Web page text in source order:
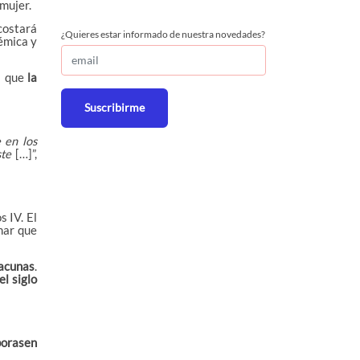
y
que la
en los
[…]”,
IV. El
que
.
siglo
¿Quieres estar informado de nuestra novedades?
Suscribirme